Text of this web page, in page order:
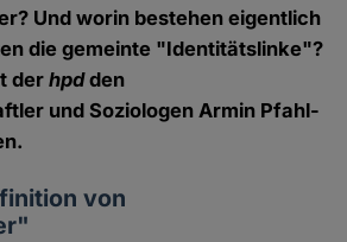
Und worin bestehen eigentlich
die gemeinte "Identitätslinke"?
derhpdden
und Soziologen Armin Pfahl-
von